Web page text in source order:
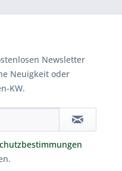
Newsletter
Neuigkeit oder
KW.